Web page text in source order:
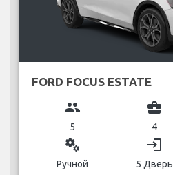
FORD FOCUS ESTATE
group
5
business_center
4
miscellaneous_services
Ручной
login
5 Дверь